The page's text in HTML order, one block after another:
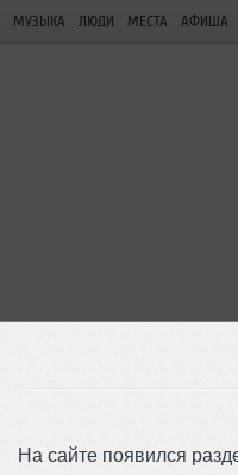
На сайте появился
МУЗЫКА ЛЮДИ МЕСТА АФИША